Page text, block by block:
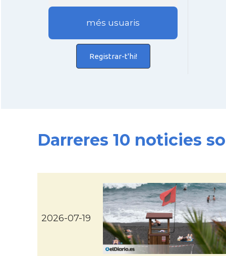
més usuaris
Registrar-t'hi!
Darreres 10 noticies
2026-07-19